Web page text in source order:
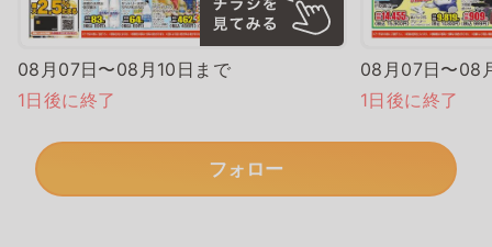
08月07日〜08月10日まで
1日後に終了
08月07日〜08
1日後に終了
フォロー